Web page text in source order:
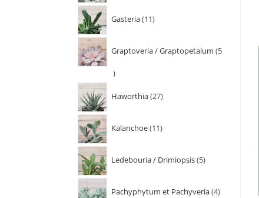
Gasteria 11
Graptoveria / Graptopetalum 5
Haworthia 27
Kalanchoe 11
Ledebouria / Drimiopsis 5
Pachyphytum et Pachyveria 4